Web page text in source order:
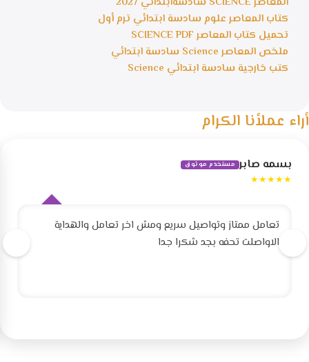
كتاب المعاصر علوم سادسة ابتدائي ترم أول
تحميل كتاب المعاصر SCIENCE PDF
ملخص المعاصر Science سادسة ابتدائي
كتب خارجية سادسة ابتدائي Science
أراء عملأنا الكرام
بسمه صابر مستخدم موثوق
★★★★★
تعامل ممتاز وتواصيل سريع ومش اخر تعامل والهداية
الاواصلت تحفه بجد شكرا جدا